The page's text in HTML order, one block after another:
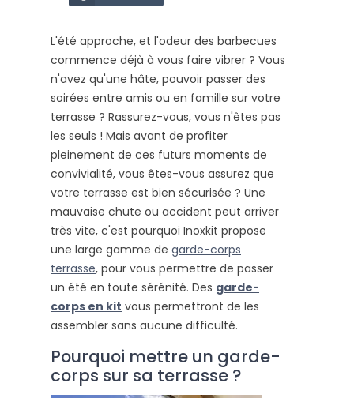
L'été approche, et l'odeur des barbecues
commence déjà à vous faire vibrer ? Vous
n'avez qu'une hâte, pouvoir passer des
soirées entre amis ou en famille sur votre
terrasse ? Rassurez-vous, vous n'êtes pas
les seuls ! Mais avant de profiter
pleinement de ces futurs moments de
convivialité, vous êtes-vous assurez que
votre terrasse est bien sécurisée ? Une
mauvaise chute ou accident peut arriver
très vite, c'est pourquoi Inoxkit propose
une large gamme de garde-corps
terrasse, pour vous permettre de passer
un été en toute sérénité. Des garde-
corps en kit vous permettront de les
assembler sans aucune difficulté.
Pourquoi mettre un garde-
corps sur sa terrasse ?